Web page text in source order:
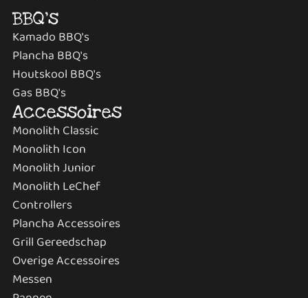
BBQ's
Kamado BBQ's
Plancha BBQ's
Houtskool BBQ's
Gas BBQ's
Accessoires
Monolith Classic
Monolith Icon
Monolith Junior
Monolith LeChef
Controllers
Plancha Accessoires
Grill Gereedschap
Overige Accessoires
Messen